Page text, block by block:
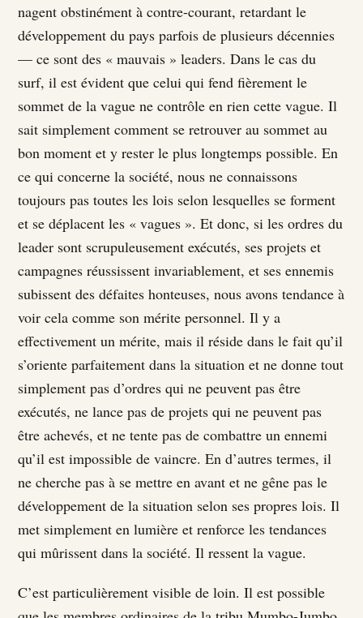
nagent obstinément à contre-courant, retardant le
développement du pays parfois de plusieurs décennies
— ce sont des « mauvais » leaders. Dans le cas du
surf, il est évident que celui qui fend fièrement le
sommet de la vague ne contrôle en rien cette vague. Il
sait simplement comment se retrouver au sommet au
bon moment et y rester le plus longtemps possible. En
ce qui concerne la société, nous ne connaissons
toujours pas toutes les lois selon lesquelles se forment
et se déplacent les « vagues ». Et donc, si les ordres du
leader sont scrupuleusement exécutés, ses projets et
campagnes réussissent invariablement, et ses ennemis
subissent des défaites honteuses, nous avons tendance à
voir cela comme son mérite personnel. Il y a
effectivement un mérite, mais il réside dans le fait qu’il
s’oriente parfaitement dans la situation et ne donne tout
simplement pas d’ordres qui ne peuvent pas être
exécutés, ne lance pas de projets qui ne peuvent pas
être achevés, et ne tente pas de combattre un ennemi
qu’il est impossible de vaincre. En d’autres termes, il
ne cherche pas à se mettre en avant et ne gêne pas le
développement de la situation selon ses propres lois. Il
met simplement en lumière et renforce les tendances
qui mûrissent dans la société. Il ressent la vague.
C’est particulièrement visible de loin. Il est possible